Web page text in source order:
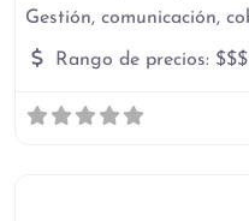
Gestión, comunicación,
Rango de precios: $$$